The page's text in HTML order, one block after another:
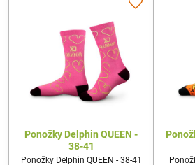
Ponožky Delphin QUEEN -
38-41
Ponožky Delphin QUEEN - 38-41